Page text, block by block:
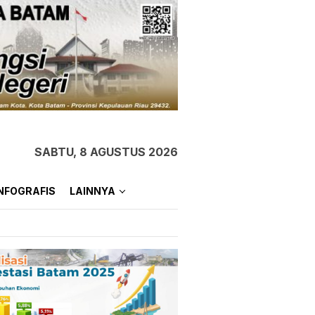
SABTU, 8 AGUSTUS 2026
LAINNYA